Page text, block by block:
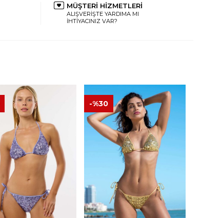
MÜŞTERİ HİZMETLERİ
ALIŞVERİŞTE YARDIMA MI
İHTİYACINIZ VAR?
-%30